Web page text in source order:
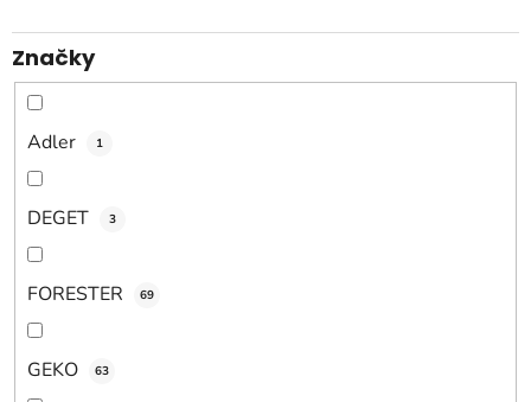
k
t
o
Značky
Adler 1
DEGET 3
FORESTER 69
GEKO 63